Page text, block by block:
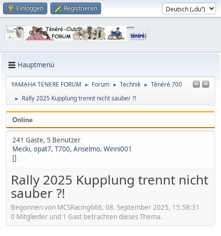
Einloggen Registrieren
Hauptmenü
YAMAHA TENERE FORUM ► Forum ► Technik ► Ténéré 700
► Rally 2025 Kupplung trennt nicht sauber ?!
Online
241 Gäste, 5 Benutzer
Mecki, opat7, T700, Anselmo, Winni001
[]
Rally 2025 Kupplung trennt nicht
sauber ?!
Begonnen von MCSRacing666, 08. September 2025, 15:58:31
0 Mitglieder und 1 Gast betrachten dieses Thema.